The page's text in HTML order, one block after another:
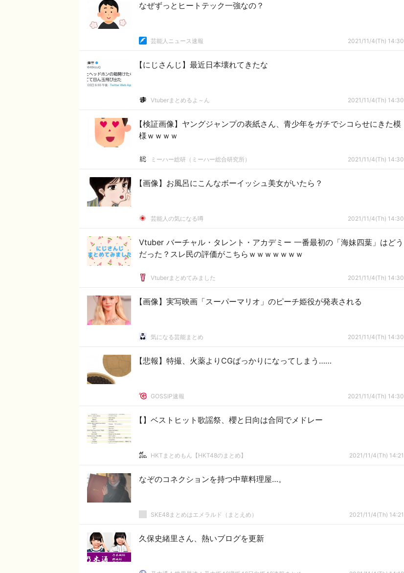
なぜずっとヒートテック一強なの？
芸能人ニュース速報 2021/11/4(Th) 14:30
【にじさんじ】最近日本壊れてきたな
Vtuberまとめるよ～ん 2021/11/4(Th) 14:30
【検証画像】ヤングジャンプの表紙さん、青少年をガチでシコらせにきた模
様ｗｗｗｗ
ミーハー総研（ミーハー総合研究所） 2021/11/4(Th) 14:30
【画像】お風呂にこんなボーイッシュ美女がいたら？
芸能人の気になる噂 2021/11/4(Th) 14:30
Vtuber バーチャル・タレント・アカデミー 一番最初の「海妹四葉」はどう
だった？スレ民の評価がこちらｗｗｗｗｗｗｗ
Vtuberまとめてみました 2021/11/4(Th) 14:30
【画像】実写映画「スーパーマリオ」のピーチ姫役が発表される
気になる芸能まとめ 2021/11/4(Th) 14:30
【悲報】特撮、火薬よりCGばっかりになってしまう……
GOSSIP速報 2021/11/4(Th) 14:30
【】ベストヒット歌謡祭、櫻と日向は合同でメドレー
HKTまとめもん【HKT48のまとめ】 2021/11/4(Th) 14:21
なぞのコネクションを持つ中華料理屋…。
SKE48まとめはエメラルド（まとえめ） 2021/11/4(Th) 14:21
久保史緒里さん、熱いブログを更新